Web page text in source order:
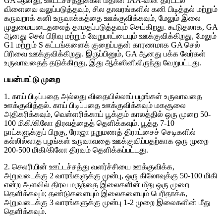
விளைவை வலுப்படுத்தவும், சில தாவரங்களில் கனி பிடித்தல் மற்றும்
கருவுறாக் கனி உருவாக்கத்தை ஊக்குவிக்கவும், மேலும் இலை
முதுமையடைதலைத் தாமதப்படுத்தவும் செய்கிறது. கூடுதலாக, GA
ஆனது செல் பிரிவு மற்றும் வேறுபாட்டையும் ஊக்குவிக்கிறது, மேலும்
G1 மற்றும் S கட்டங்களைக் குறைப்பதன் காரணமாக GA செல்
பிரிவை ஊக்குவிக்கிறது. இருப்பினும், GA ஆனது பக்க வேர்கள்
உருவாவதைத் தடுக்கிறது, இது ஆக்ஸினிலிருந்து வேறுபட்டது.
பயன்பாட்டு முறை
1. காய் பிடிப்பதை அல்லது விதையில்லாப் பழங்கள் உருவாவதை
ஊக்குவித்தல். காய் பிடிப்பதை ஊக்குவிக்கவும் மகசூலை
அதிகரிக்கவும், வெள்ளரிக்காய் பூக்கும் காலத்தில் ஒரு முறை 50-
100 மிகி/கிலோ திரவத்தைத் தெளிக்கவும். பூத்த 7-10
நாட்களுக்குப் பிறகு, ரோஜா நறுமணத் திராட்சைச் செடிகளில்
கல்லில்லாத பழங்கள் உருவாவதை ஊக்குவிப்பதற்காக ஒரு முறை
200-500 மிகி/கிலோ திரவம் தெளிக்கப்பட்டது.
2. செலரியின் ஊட்டச்சத்து வளர்ச்சியை ஊக்குவிக்க,
அறுவடைக்கு 2 வாரங்களுக்கு முன்பு, ஒரு கிலோவுக்கு 50-100 மிகி
என்ற அளவில் திரவ மருந்தை இலைகளின் மீது ஒரு முறை
தெளிக்கவும்; தண்டுகளையும் இலைகளையும் பெரிதாக்க,
அறுவடைக்கு 3 வாரங்களுக்கு முன்பு 1-2 முறை இலைகளின் மீது
தெளிக்கவும்.